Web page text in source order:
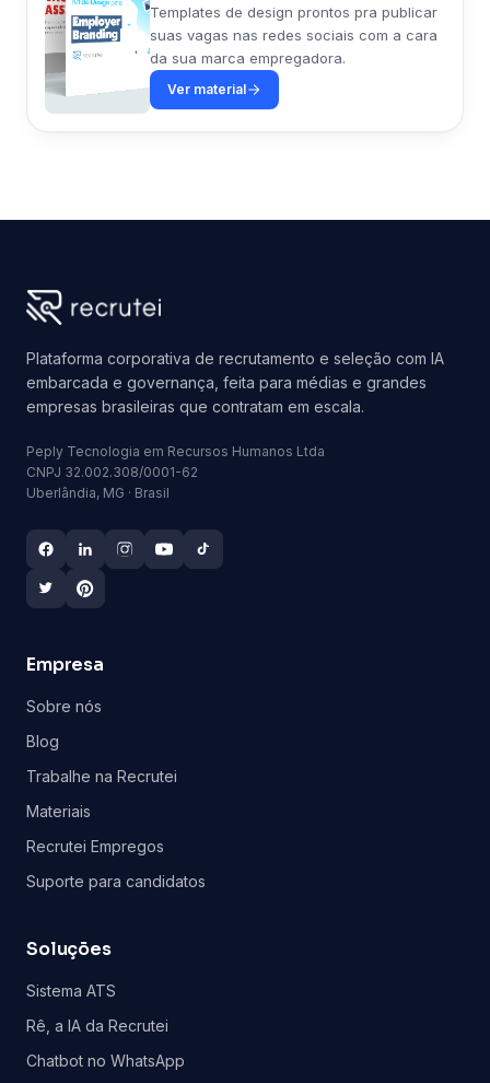
Templates de design prontos pra publicar
suas vagas nas redes sociais com a cara
da sua marca empregadora.
Ver material
Plataforma corporativa de recrutamento e seleção com IA
embarcada e governança, feita para médias e grandes
empresas brasileiras que contratam em escala.
Peply Tecnologia em Recursos Humanos Ltda
CNPJ 32.002.308/0001-62
Uberlândia, MG · Brasil
Empresa
Sobre nós
Blog
Trabalhe na Recrutei
Materiais
Recrutei Empregos
Suporte para candidatos
Soluções
Sistema ATS
Rê, a IA da Recrutei
Chatbot no WhatsApp